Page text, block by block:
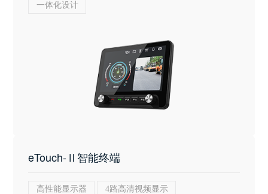
一体化设计
eTouch-Ⅱ智能终端
高性能显示器 4路高清视频显示